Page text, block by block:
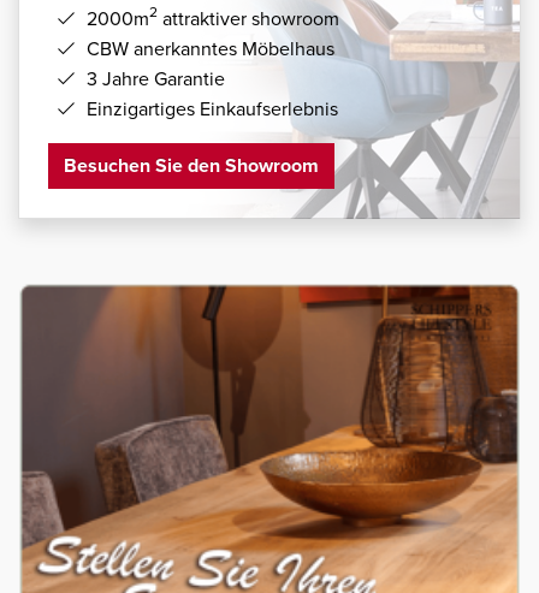
2000m2 attraktiver showroom
CBW anerkanntes Möbelhaus
3 Jahre Garantie
Einzigartiges Einkaufserlebnis
Besuchen Sie den Showroom